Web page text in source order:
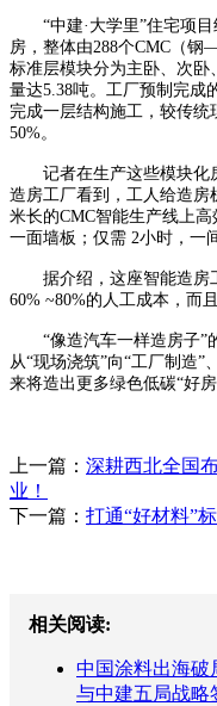
“中建·大学里”住宅项目
房，整体由288个CMC（钢
标准层模块分为主卧、次
量达5.38吨。工厂预制完成
完成一层结构施工，较传统
50%。
记者在生产这些模块化
造房工厂看到，工人给造
米长的CMC智能生产线上
一面墙板；仅需 2小时，一
据介绍，这座智能造房工
60% ~80%的人工成本，而
“像造汽车一样造房子”
从“现场浇筑”向“工厂制造”
来将造出更多绿色低碳“好房
上一篇： 深耕西北全国
业！
下一篇： 打通“好材料”
相关阅读:
中国涂料出海破
与中建五局战略